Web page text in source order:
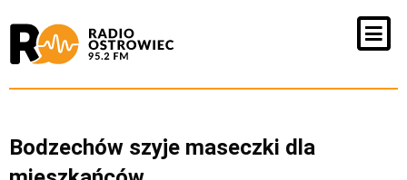
Bodzechów szyje maseczki dla